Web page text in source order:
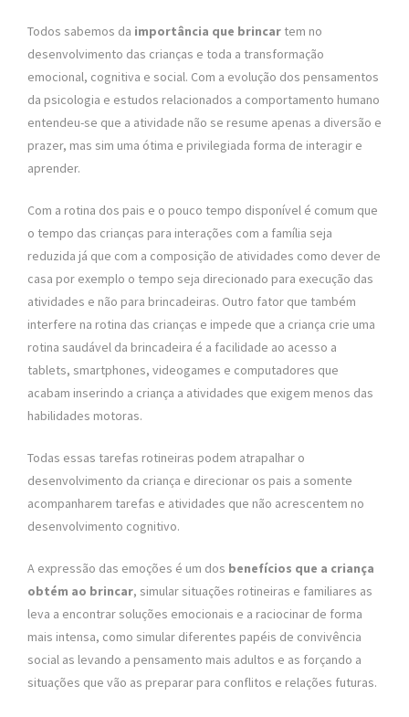
Todos sabemos da importância que brincar tem no
desenvolvimento das crianças e toda a transformação
emocional, cognitiva e social. Com a evolução dos pensamentos
da psicologia e estudos relacionados a comportamento humano
entendeu-se que a atividade não se resume apenas a diversão e
prazer, mas sim uma ótima e privilegiada forma de interagir e
aprender.
Com a rotina dos pais e o pouco tempo disponível é comum que
o tempo das crianças para interações com a família seja
reduzida já que com a composição de atividades como dever de
casa por exemplo o tempo seja direcionado para execução das
atividades e não para brincadeiras. Outro fator que também
interfere na rotina das crianças e impede que a criança crie uma
rotina saudável da brincadeira é a facilidade ao acesso a
tablets, smartphones, videogames e computadores que
acabam inserindo a criança a atividades que exigem menos das
habilidades motoras.
Todas essas tarefas rotineiras podem atrapalhar o
desenvolvimento da criança e direcionar os pais a somente
acompanharem tarefas e atividades que não acrescentem no
desenvolvimento cognitivo.
A expressão das emoções é um dos benefícios que a criança
obtém ao brincar, simular situações rotineiras e familiares as
leva a encontrar soluções emocionais e a raciocinar de forma
mais intensa, como simular diferentes papéis de convivência
social as levando a pensamento mais adultos e as forçando a
situações que vão as preparar para conflitos e relações futuras.